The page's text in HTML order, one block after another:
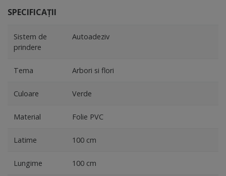
SPECIFICAȚII
Sistem de
prindere
Autoadeziv
Tema Arbori si flori
Culoare Verde
Material Folie PVC
Latime 100 cm
Lungime 100 cm